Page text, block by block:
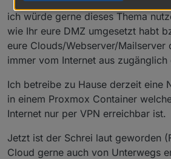
ich würde gerne dieses Thema
wie Ihr eure DMZ umgesetzt habt
eure Clouds/Webserver/Mailserver
immer vom Internet aus zugänglich
Ich betreibe zu Hause derzeit eine
in einem Proxmox Container
Internet nur per VPN erreichbar ist.
Jetzt ist der Schrei laut geworden
Cloud gerne auch von Unterwegs